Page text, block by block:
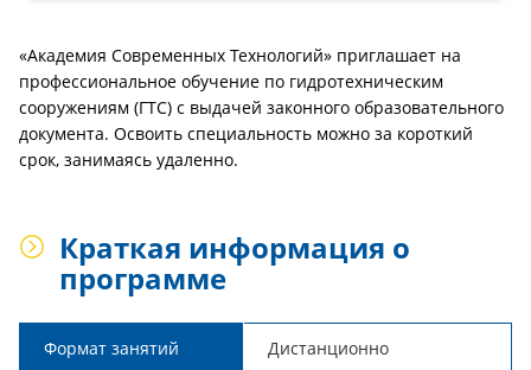
«Академия Современных Технологий» приглашает на
профессиональное обучение по гидротехническим
сооружениям (ГТС) с выдачей законного образовательного
документа. Освоить специальность можно за короткий
срок, занимаясь удаленно.
Краткая информация о
программе
Формат занятий Дистанционно